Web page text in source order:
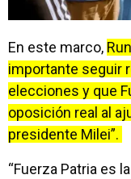
En este marco,
importante seguir
elecciones y que
oposición real al
presidente Milei”.
“Fuerza Patria es